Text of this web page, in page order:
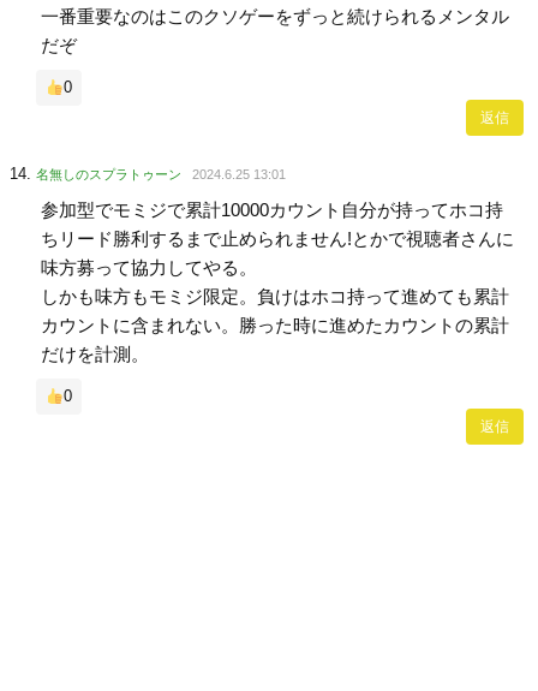
一番重要なのはこのクソゲーをずっと続けられるメンタル
だぞ
0
返信
名無しのスプラトゥーン 2024.6.25 13:01
参加型でモミジで累計10000カウント自分が持ってホコ持
ちリード勝利するまで止められません!とかで視聴者さんに
味方募って協力してやる。
しかも味方もモミジ限定。負けはホコ持って進めても累計
カウントに含まれない。勝った時に進めたカウントの累計
だけを計測。
0
返信